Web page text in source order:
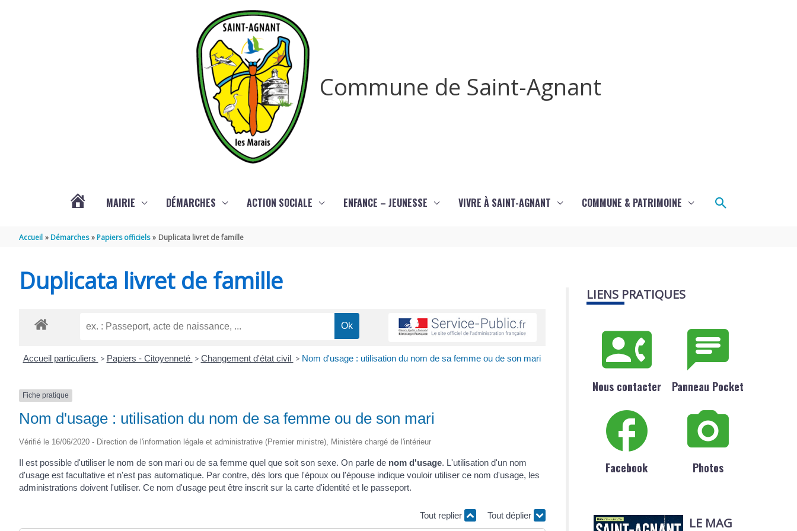
Commune de Saint-Agnant
MAIRIE DÉMARCHES ACTION SOCIALE ENFANCE – JEUNESSE VIVRE À SAINT-AGNANT COMMUNE & PATRIMOINE Rechercher
Accueil Démarches Papiers officiels Duplicata livret de famille
Duplicata livret de famille
Accueil particuliers > Papiers - Citoyenneté > Changement d'état civil > Nom d'usage : utilisation du nom de sa femme ou de son mari
Fiche pratique
Nom d'usage : utilisation du nom de sa femme ou de son mari
Vérifié le 16/06/2020 - Direction de l'information légale et administrative (Premier ministre), Ministère chargé de l'intérieur
Il est possible d'utiliser le nom de son mari ou de sa femme quel que soit son sexe. On parle de nom d'usage. L'utilisation d'un nom
d'usage est facultative et n'est pas automatique. Par contre, dès lors que l'époux ou l'épouse indique vouloir utiliser ce nom d'usage, les
administrations doivent l'utiliser. Ce nom d'usage peut être inscrit sur la carte d'identité et le passeport.
Tout replier Tout déplier
LIENS PRATIQUES
Nous contacter Panneau Pocket
Facebook Photos
LE MAG